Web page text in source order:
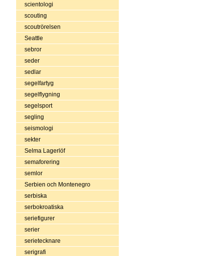
scientologi
scouting
scoutrörelsen
Seattle
sebror
seder
sedlar
segelfartyg
segelflygning
segelsport
segling
seismologi
sekter
Selma Lagerlöf
semaforering
semlor
Serbien och Montenegro
serbiska
serbokroatiska
seriefigurer
serier
serietecknare
serigrafi